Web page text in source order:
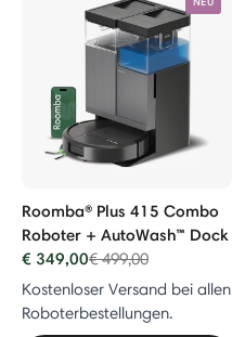
Roomba® Plus 415 Combo
Roboter + AutoWash™ Dock
€ 349,00Price reduced from
€ 499,00to
Kostenloser Versand bei allen
Roboterbestellungen.